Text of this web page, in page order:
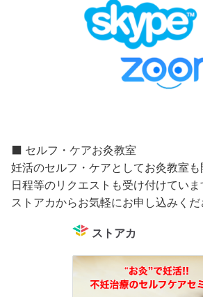
⬛️ セルフ・ケアお灸教室
妊活のセルフ・ケアとしてお灸教室も
日程等のリクエストも受け付けていま
ストアカからお気軽にお申し込みくだ
ストアカ